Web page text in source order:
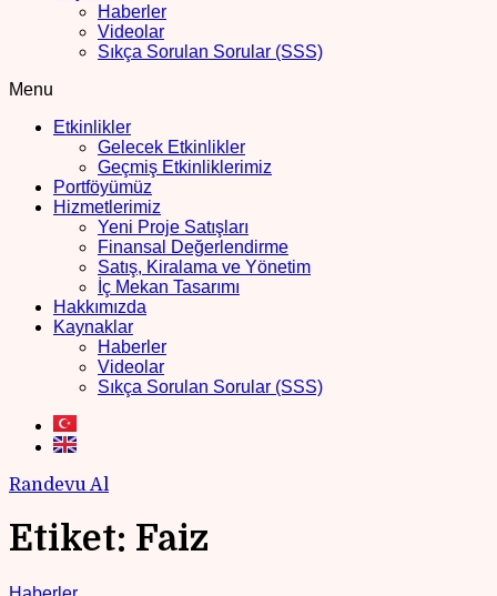
Haberler
Videolar
Sıkça Sorulan Sorular (SSS)
Menu
Etkinlikler
Gelecek Etkinlikler
Geçmiş Etkinliklerimiz
Portföyümüz
Hizmetlerimiz
Yeni Proje Satışları
Finansal Değerlendirme
Satış, Kiralama ve Yönetim
İç Mekan Tasarımı
Hakkımızda
Kaynaklar
Haberler
Videolar
Sıkça Sorulan Sorular (SSS)
Randevu Al
Etiket: Faiz